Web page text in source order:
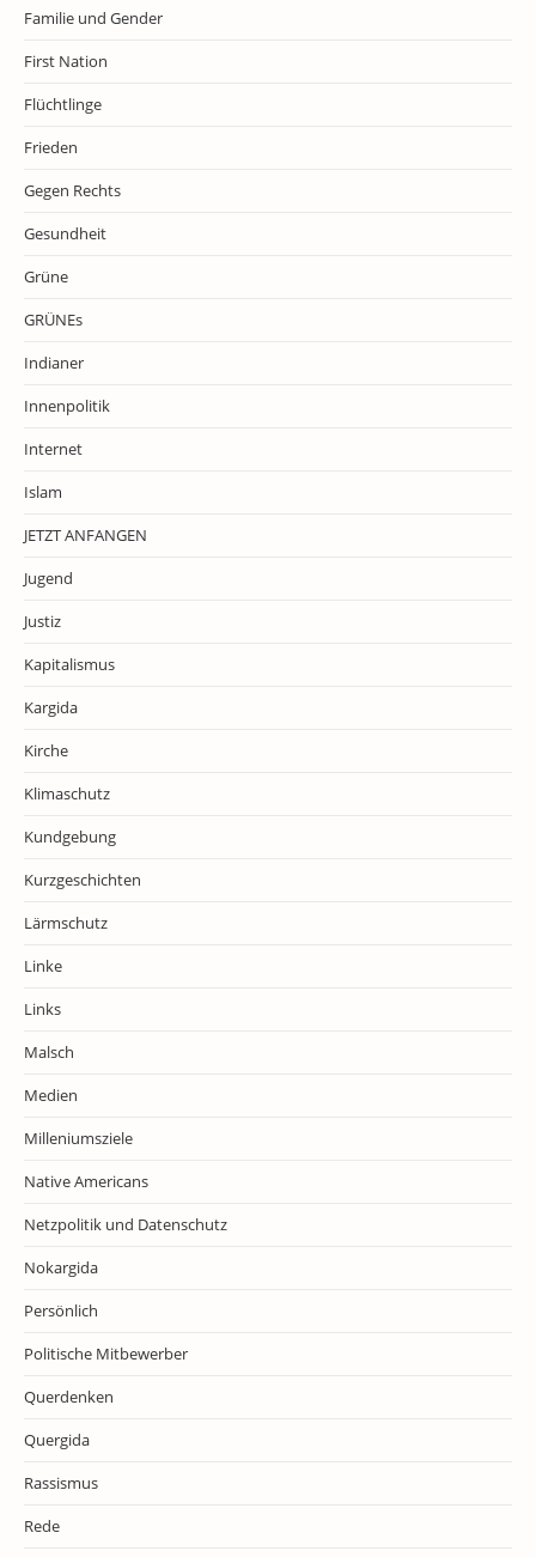
Familie und Gender
First Nation
Flüchtlinge
Frieden
Gegen Rechts
Gesundheit
Grüne
GRÜNEs
Indianer
Innenpolitik
Internet
Islam
JETZT ANFANGEN
Jugend
Justiz
Kapitalismus
Kargida
Kirche
Klimaschutz
Kundgebung
Kurzgeschichten
Lärmschutz
Linke
Links
Malsch
Medien
Milleniumsziele
Native Americans
Netzpolitik und Datenschutz
Nokargida
Persönlich
Politische Mitbewerber
Querdenken
Quergida
Rassismus
Rede